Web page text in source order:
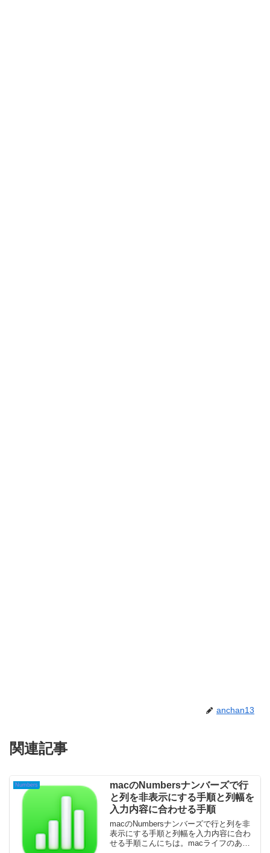
anchan13
関連記事
Numbers
macのNumbersナンバーズで行
と列を非表示にする手順と列幅を
入力内容に合わせる手順
macのNumbersナンバーズで行と列を非
表示にする手順と列幅を入力内容に合わ
せる手順こんにちは。macライフのあん